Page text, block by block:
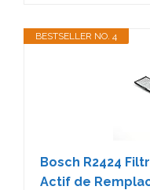
BESTSELLER NO. 4
Bosch R2424
Actif de